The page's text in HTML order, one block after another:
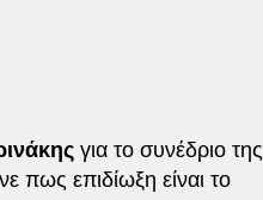
για το συνέδριο της
πως επιδίωξη είναι το